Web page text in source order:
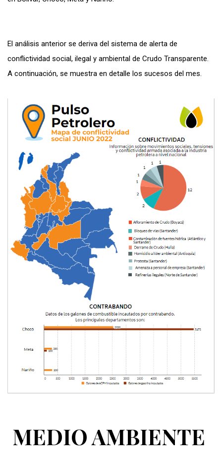
El análisis anterior se deriva del sistema de alerta de
conflictividad social, ilegal y ambiental de Crudo Transparente.
A continuación, se muestra en detalle los sucesos del mes.
MEDIO AMBIENTE